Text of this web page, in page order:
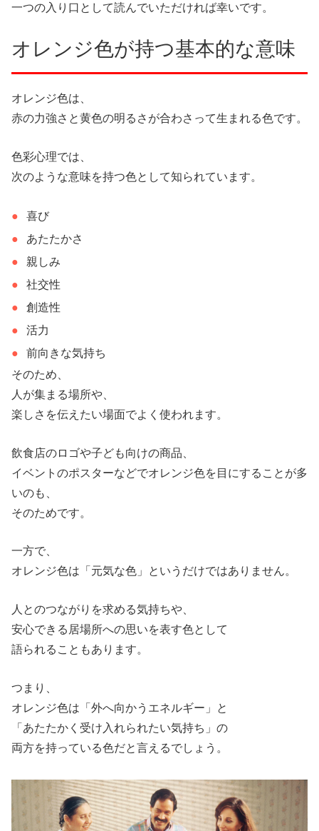
一つの入り口として読んでいただければ幸いです。
オレンジ色が持つ基本的な意味
オレンジ色は、
赤の力強さと黄色の明るさが合わさって生まれる色です。
色彩心理では、
次のような意味を持つ色として知られています。
喜び
あたたかさ
親しみ
社交性
創造性
活力
前向きな気持ち
そのため、
人が集まる場所や、
楽しさを伝えたい場面でよく使われます。
飲食店のロゴや子ども向けの商品、
イベントのポスターなどでオレンジ色を目にすることが多
いのも、
そのためです。
一方で、
オレンジ色は「元気な色」というだけではありません。
人とのつながりを求める気持ちや、
安心できる居場所への思いを表す色として
語られることもあります。
つまり、
オレンジ色は「外へ向かうエネルギー」と
「あたたかく受け入れられたい気持ち」の
両方を持っている色だと言えるでしょう。